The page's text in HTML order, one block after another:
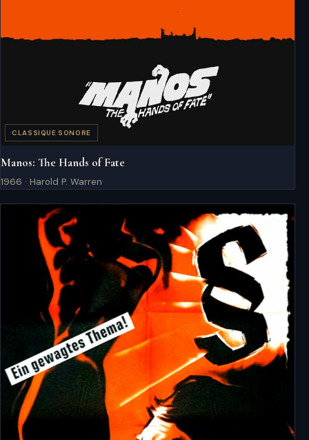
CLASSIQUE SONORE
Manos: The Hands of Fate
1966 · Harold P. Warren